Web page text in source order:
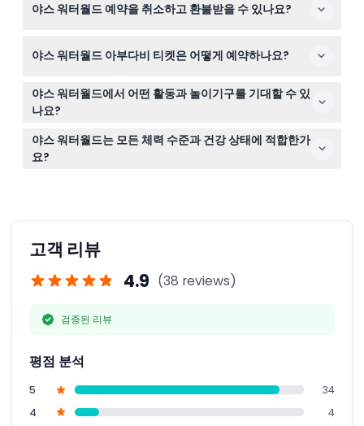
과 동반해야 합니다. 3세 미만 어린이는 무료 입장 가능하
야스 워터월드 예약을 취소하고 환불받을 수 있나요?
유효 기간은 구매일로부터 1개월에서 3개월까지이니 그 기
야스 워터월드 아부다비 티켓은 어떻게 예약하나요?
이 웹사이트에서 표준 입장권부터 식사 바우처 포함 티켓까
지 다양한 옵션을 선택하여 온라인으로 편리하게 예약할 수
있습니다. 예약 과정에서 이용 가능 여부와 가격을 확인할
수 있습니다.
야스 워터월드에서 어떤 활동과 놀이기구를 기대할 수 있
나요?
야스 워터월드는 반딧 밤버와 같은 짜릿한 슬라이드를 비롯
해 알 라하 리버와 같은 가족 친화적인 플로트 놀이기구까
지 60개 이상의 놀이기구와 명소를 제공하여 모든 모험과
야스 워터월드는 모든 체력 수준과 건강 상태에 적합한가
요?
고객 리뷰
4.9 (38 reviews)
검증된 리뷰
평점 분석
5
34
4
4